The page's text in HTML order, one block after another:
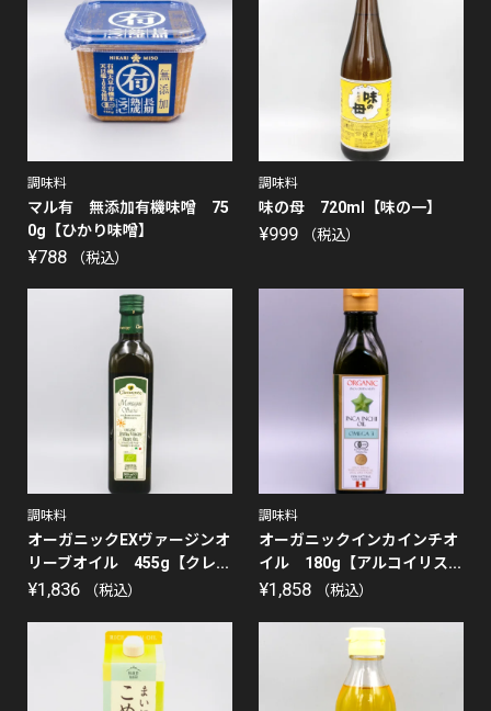
調味料
マル有 無添加有機味噌 75
0g【ひかり味噌】
¥788 （税込）
調味料
味の母 720ml【味の一】
¥999 （税込）
調味料
オーガニックEXヴァージンオ
リーブオイル 455g【クレ...
¥1,836 （税込）
調味料
オーガニックインカインチオ
イル 180g【アルコイリス...
¥1,858 （税込）